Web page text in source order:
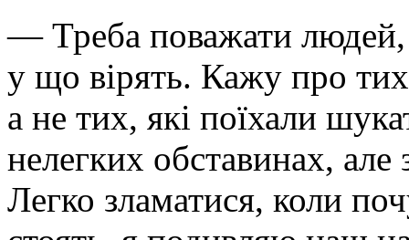
— Треба поважати людей,
у що вірять. Кажу про
а не тих, які поїхали
нелегких обставинах, але
Легко зламатися, коли